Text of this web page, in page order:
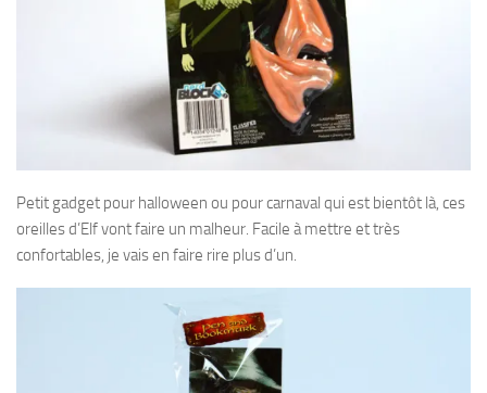
Petit gadget pour halloween ou pour carnaval qui est bientôt là, ces
oreilles d’Elf vont faire un malheur. Facile à mettre et très
confortables, je vais en faire rire plus d’un.